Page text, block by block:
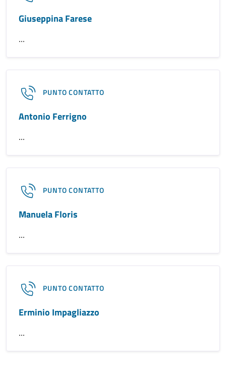
Giuseppina Farese
...
PUNTO CONTATTO
Antonio Ferrigno
...
PUNTO CONTATTO
Manuela Floris
...
PUNTO CONTATTO
Erminio Impagliazzo
...